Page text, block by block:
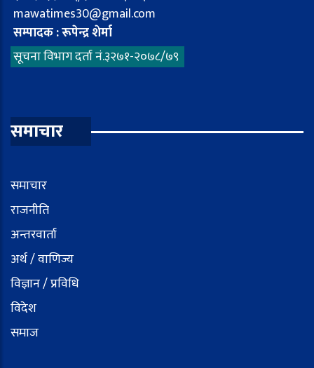
mawatimes30@gmail.com
सम्पादक : रूपेन्द्र शेर्मा
सूचना विभाग दर्ता नं.३२७१-२०७८/७९
समाचार
समाचार
राजनीति
अन्तरवार्ता
अर्थ / वाणिज्य
विज्ञान / प्रविधि
विदेश
समाज